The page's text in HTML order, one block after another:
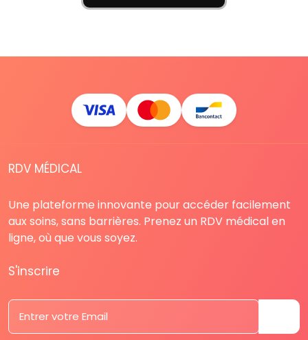
RDV MÉDICAL
Une plateforme innovante pour accéder facilement
aux soins, sans barrières. Prenez un RDV médical en
ligne, où que vous soyez.
S'inscrire